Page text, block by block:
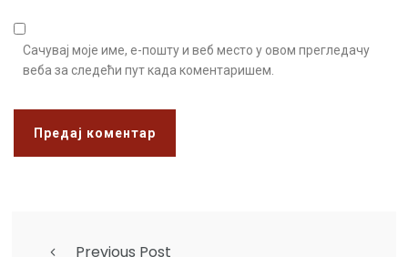
Сачувај моје име, е-пошту и веб место у овом прегледачу
веба за следећи пут када коментаришем.
Previous Post